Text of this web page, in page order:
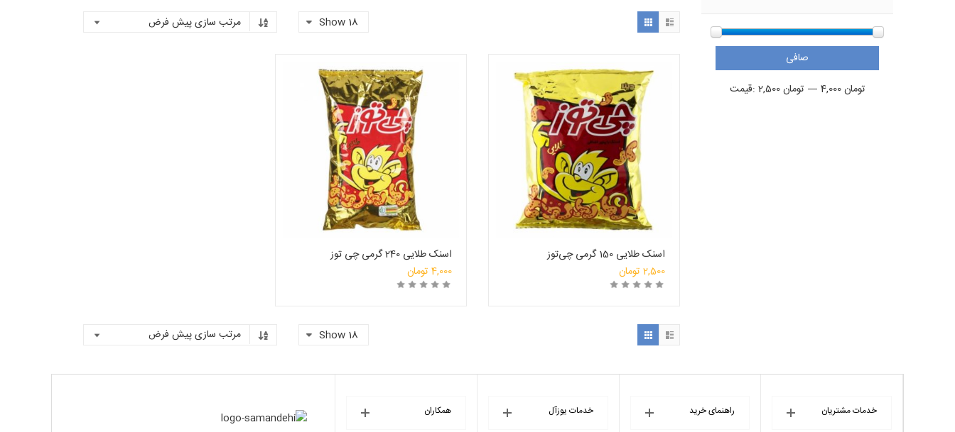
قیمت
قيمت
صافی
قيمت:
2,500 تومان — 4,000 تومان
Show 18
اسنک طلایی 150 گرمی چی‌توز
2,500 تومان
اسنک طلایی 240 گرمی چی توز
4,000 تومان
Show 18
خدمات مشتریان راهنمای خرید خدمات یوزآل همکاران